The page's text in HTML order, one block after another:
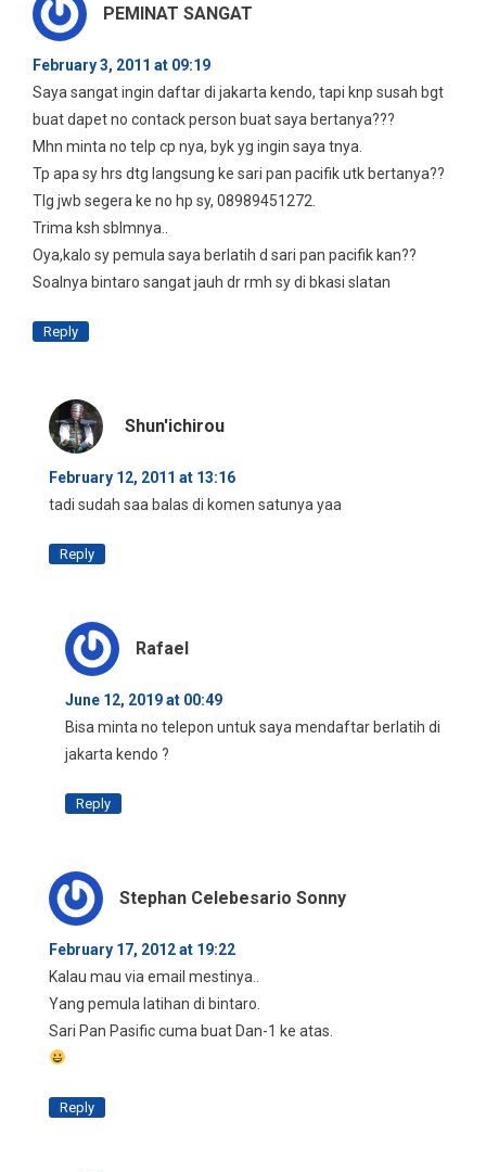
PEMINAT SANGAT
February 3, 2011 at 09:19
Saya sangat ingin daftar di jakarta kendo, tapi knp susah bgt
buat dapet no contack person buat saya bertanya???
Mhn minta no telp cp nya, byk yg ingin saya tnya.
Tp apa sy hrs dtg langsung ke sari pan pacifik utk bertanya??
Tlg jwb segera ke no hp sy, 08989451272.
Trima ksh sblmnya..
Oya,kalo sy pemula saya berlatih d sari pan pacifik kan??
Soalnya bintaro sangat jauh dr rmh sy di bkasi slatan
Reply
Shun'ichirou
February 12, 2011 at 13:16
tadi sudah saa balas di komen satunya yaa
Reply
Rafael
June 12, 2019 at 00:49
Bisa minta no telepon untuk saya mendaftar berlatih di
jakarta kendo ?
Reply
Stephan Celebesario Sonny
February 17, 2012 at 19:22
Kalau mau via email mestinya..
Yang pemula latihan di bintaro.
Sari Pan Pasific cuma buat Dan-1 ke atas.
Reply